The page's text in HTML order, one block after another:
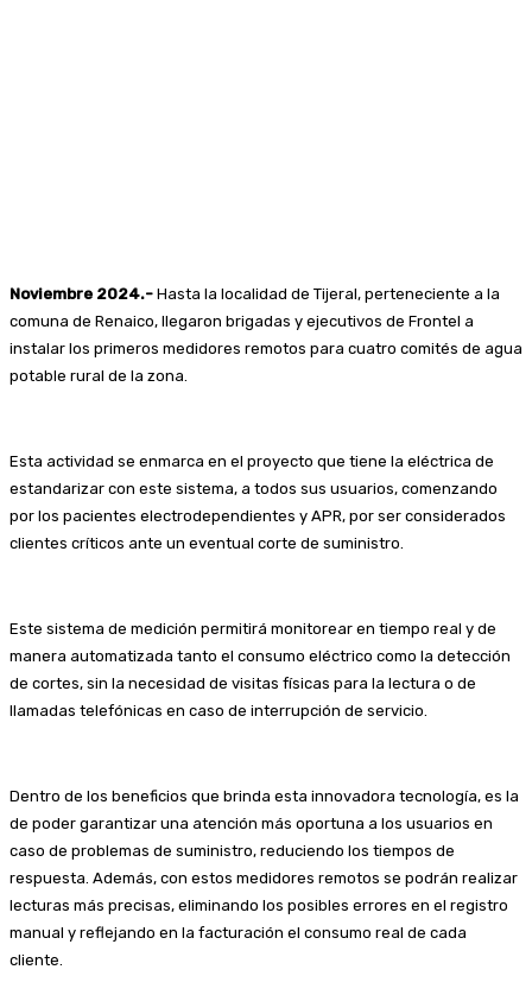
Noviembre 2024.- Hasta la localidad de Tijeral, perteneciente a la
comuna de Renaico, llegaron brigadas y ejecutivos de Frontel a
instalar los primeros medidores remotos para cuatro comités de agua
potable rural de la zona.
Esta actividad se enmarca en el proyecto que tiene la eléctrica de
estandarizar con este sistema, a todos sus usuarios, comenzando
por los pacientes electrodependientes y APR, por ser considerados
clientes críticos ante un eventual corte de suministro.
Este sistema de medición permitirá monitorear en tiempo real y de
manera automatizada tanto el consumo eléctrico como la detección
de cortes, sin la necesidad de visitas físicas para la lectura o de
llamadas telefónicas en caso de interrupción de servicio.
Dentro de los beneficios que brinda esta innovadora tecnología, es la
de poder garantizar una atención más oportuna a los usuarios en
caso de problemas de suministro, reduciendo los tiempos de
respuesta. Además, con estos medidores remotos se podrán realizar
lecturas más precisas, eliminando los posibles errores en el registro
manual y reflejando en la facturación el consumo real de cada
cliente.